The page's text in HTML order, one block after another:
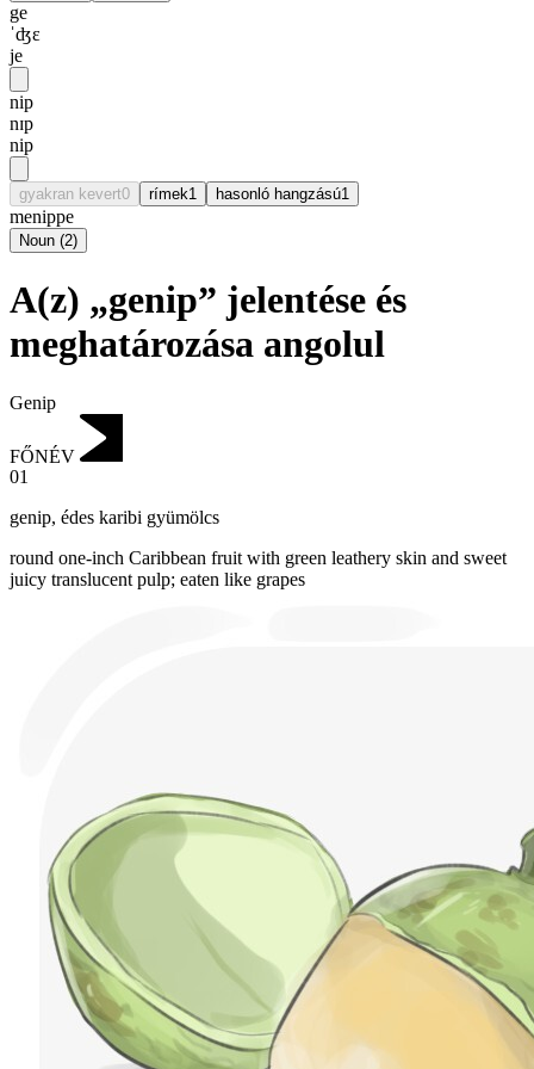
ge
ˈʤɛ
je
nip
nɪp
nip
gyakran kevert0 rímek1 hasonló hangzású1
menippe
Noun (2)
A(z) „genip” jelentése és
meghatározása angolul
Genip
FŐNÉV
01
genip, édes karibi gyümölcs
round one-inch Caribbean fruit with green leathery skin and sweet
juicy translucent pulp; eaten like grapes